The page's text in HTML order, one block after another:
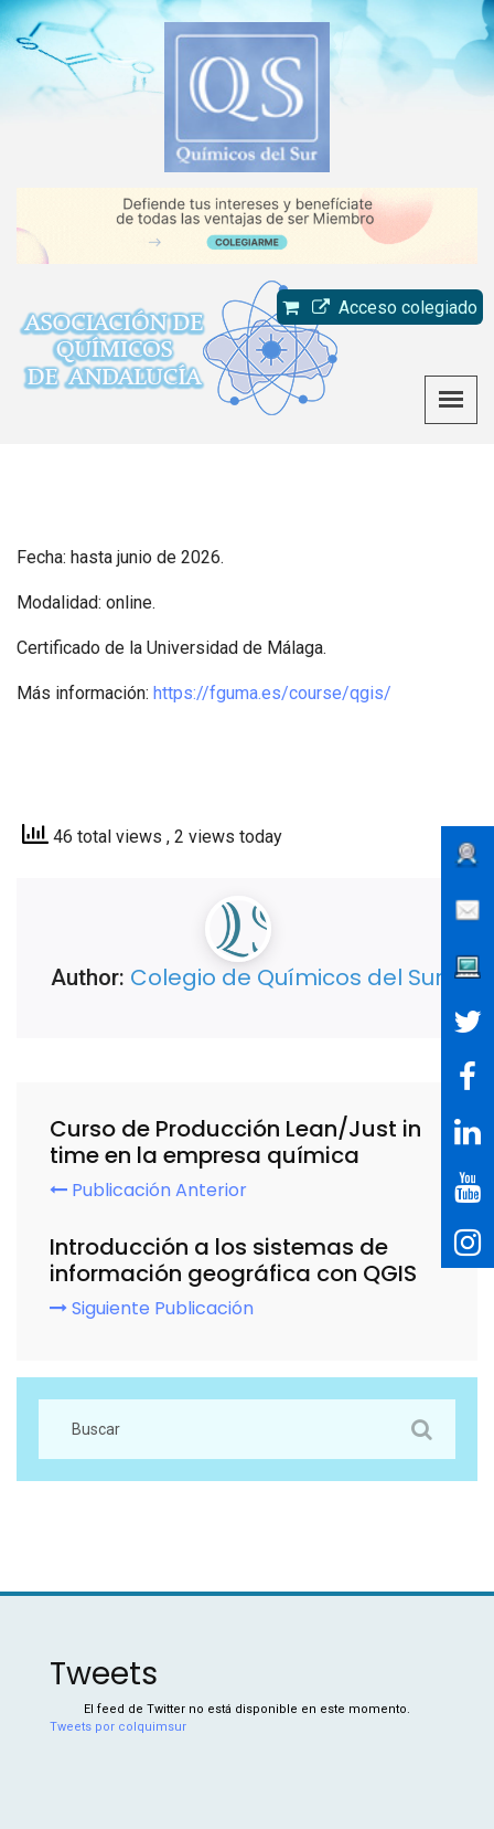
Acceso colegiado
Fecha: hasta junio de 2026.
Modalidad: online.
Certificado de la Universidad de Málaga.
Más información: https://fguma.es/course/qgis/
46 total views , 2 views today
Author: Colegio de Químicos del Sur
Curso de Producción Lean/Just in
time en la empresa química
Publicación Anterior
Introducción a los sistemas de
información geográfica con QGIS
Siguiente Publicación
Tweets
El feed de Twitter no está disponible en este momento.
Tweets por colquimsur